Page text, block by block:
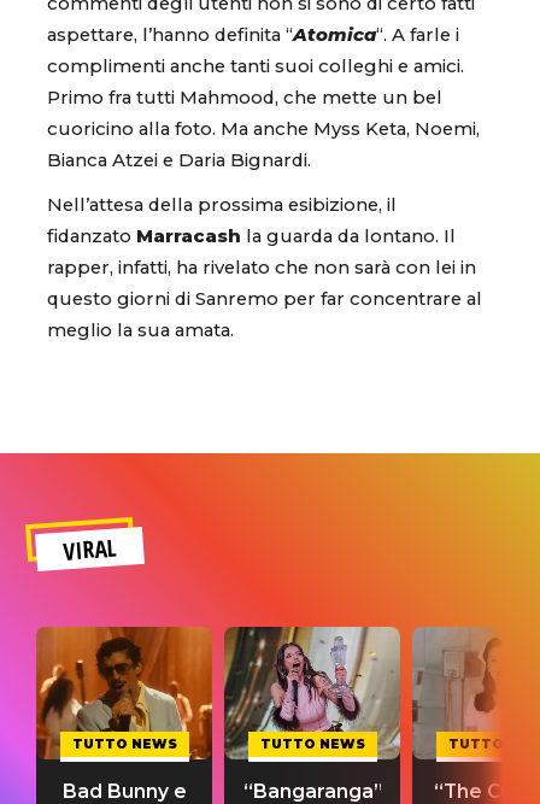
aspettare, l’hanno definita “Atomica“. A farle i
complimenti anche tanti suoi colleghi e amici.
Primo fra tutti Mahmood, che mette un bel
cuoricino alla foto. Ma anche Myss Keta, Noemi,
Bianca Atzei e Daria Bignardi.
Nell’attesa della prossima esibizione, il
fidanzato Marracash la guarda da lontano. Il
rapper, infatti, ha rivelato che non sarà con lei in
questo giorni di Sanremo per far concentrare al
meglio la sua amata.
VIRAL
TUTTO NEWS
Bad Bunny e
TUTTO NEWS
“Bangaranga”
TUTTO
“The